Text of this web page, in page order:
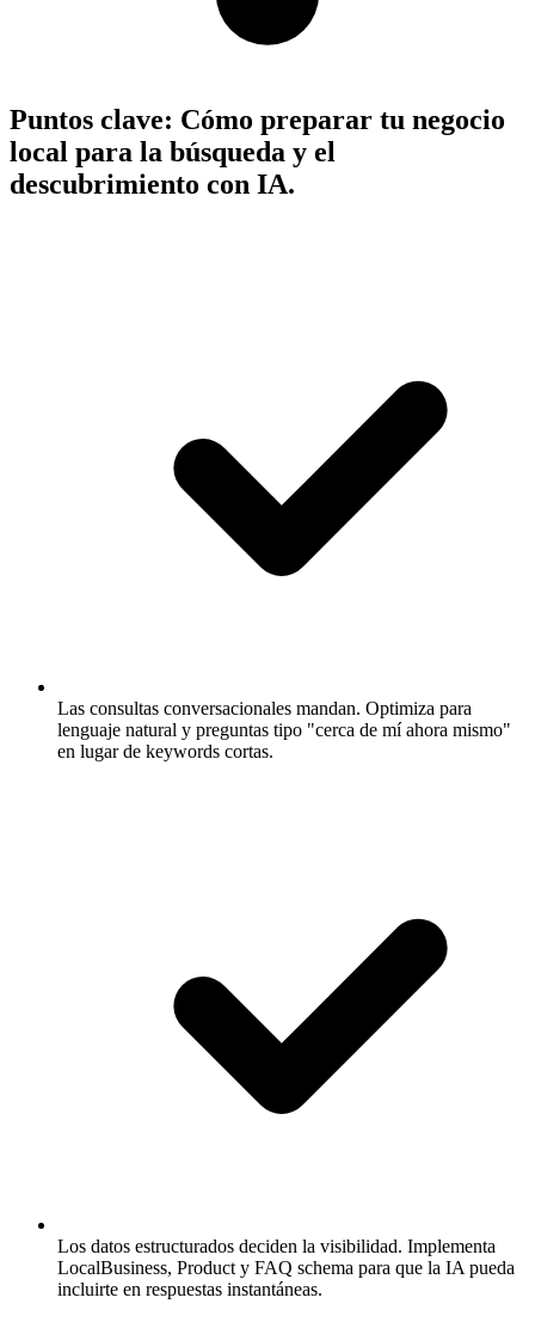
Puntos clave: Cómo preparar tu negocio
local para la búsqueda y el
descubrimiento con IA.
Las consultas conversacionales mandan. Optimiza para
lenguaje natural y preguntas tipo "cerca de mí ahora mismo"
en lugar de keywords cortas.
Los datos estructurados deciden la visibilidad. Implementa
LocalBusiness, Product y FAQ schema para que la IA pueda
incluirte en respuestas instantáneas.